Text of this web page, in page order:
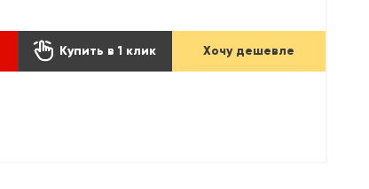
 Купить в 1 клик Хочу дешевле